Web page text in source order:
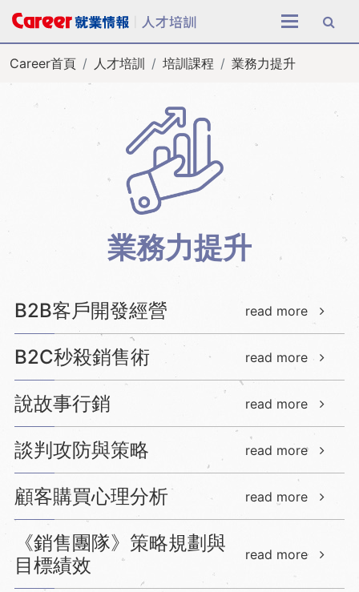
全站搜尋
Career首頁 人才培訓 培訓課程 業務力提升
業務力提升
B2B客戶開發經營 read more
B2C秒殺銷售術 read more
說故事行銷 read more
談判攻防與策略 read more
顧客購買心理分析 read more
《銷售團隊》策略規劃與
目標績效
read more